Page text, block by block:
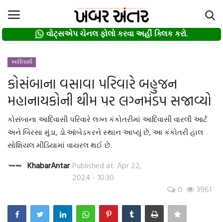
વોટ્સએપ ચેનલ ફોલો કરવા અહીં ક્લિક કરો.
વોટ્સએપ ચેનલ ફોલો કરવા અહીં ક્લિક કરો.
Home
દલિત
About us
Contact
Gallery
આદિવાસી
કોસંબાના વસાવા પરિવારે બહુજન
મહાનાયકોની થીમ પર લગ્નમંડપ સજાવ્યો
કોસંબાના આદિવાસી પરિવારે લગ્ન કંકોતરીમાં આદિવાસી વારલી આર્ટ
અને બિરસા મુંડા, ડો.આંબેડકરને સ્થાન આપ્યું છે, આ કંકોતરી હાલ
સોશિયલ મીડિયામાં વાયરલ થઈ છે.
KhabarAntar Published at: Apr 22,
2024 - 10:30
0
3961